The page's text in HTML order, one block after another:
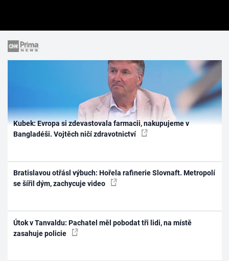
Kubek: Evropa si zdevastovala farmacii, nakupujeme v
Bangladéši. Vojtěch ničí zdravotnictví
Bratislavou otřásl výbuch: Hořela rafinerie Slovnaft. Metropolí
se šířil dým, zachycuje video
Útok v Tanvaldu: Pachatel měl pobodat tři lidi, na místě
zasahuje policie